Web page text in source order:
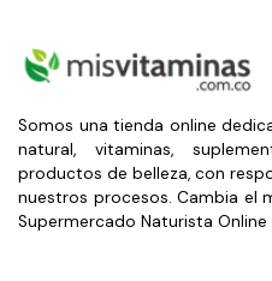
Somos una tienda online
natural, vitaminas,
productos de belleza, con
nuestros procesos. Cambia el
Supermercado Naturista Online